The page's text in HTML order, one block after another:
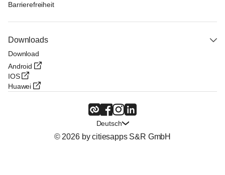
Barrierefreiheit
Downloads
Download
Android
IOS
Huawei
Deutsch
© 2026 by citiesapps S&R GmbH